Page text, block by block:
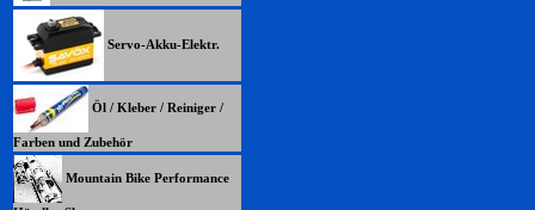
Servo-Akku-Elektr.
Öl / Kleber / Reiniger /
Farben und Zubehör
Mountain Bike Performance